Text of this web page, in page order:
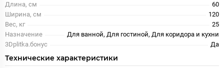
Длина, см
60
Ширина, см
120
Вес, кг
25
Назначение
Для ванной, Для гостиной, Для коридора и кухни
3Dplitka.бонус
Да
Технические характеристики